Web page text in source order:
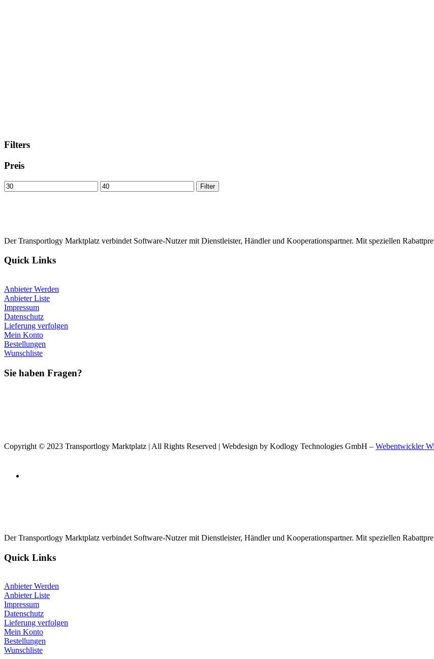
Filters
Preis
Min
price
Max
price
Filter
Der Transportlogy Marktplatz verbindet Software-Nutzer mit Dienstleister, Händler und Kooperationspartner. Mit speziellen
Quick Links
Anbieter Werden
Anbieter Liste
Impressum
Datenschutz
Lieferung verfolgen
Mein Konto
Bestellungen
Wunschliste
Sie haben Fragen?
Copyright © 2023 Transportlogy Marktplatz | All Rights Reserved | Webdesign by Kodlogy Technologies GmbH – Webentwickler
Der Transportlogy Marktplatz verbindet Software-Nutzer mit Dienstleister, Händler und Kooperationspartner. Mit speziellen
Quick Links
Anbieter Werden
Anbieter Liste
Impressum
Datenschutz
Lieferung verfolgen
Mein Konto
Bestellungen
Wunschliste